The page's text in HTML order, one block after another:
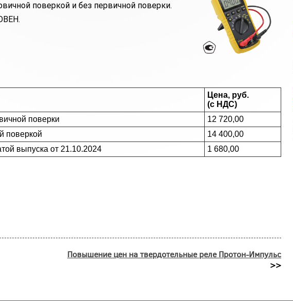
поверкой и без первичной поверки.
Цена, руб.
(с НДС)
поверки
12 720,00
поверкой
14 400,00
выпуска от 21.10.2024 1 680,00
Повышение цен на твердотельные реле Протон-Импульс
>>